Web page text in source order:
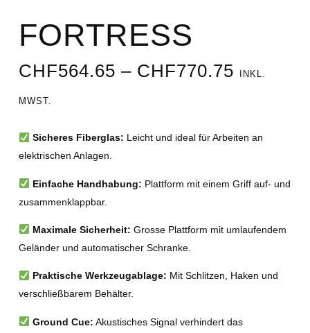
FORTRESS
CHF564.65 – CHF770.75 INKL.
MWST.
Sicheres Fiberglas: Leicht und ideal für Arbeiten an
elektrischen Anlagen.
Einfache Handhabung: Plattform mit einem Griff auf- und
zusammenklappbar.
Maximale Sicherheit: Grosse Plattform mit umlaufendem
Geländer und automatischer Schranke.
Praktische Werkzeugablage: Mit Schlitzen, Haken und
verschließbarem Behälter.
Ground Cue: Akustisches Signal verhindert das